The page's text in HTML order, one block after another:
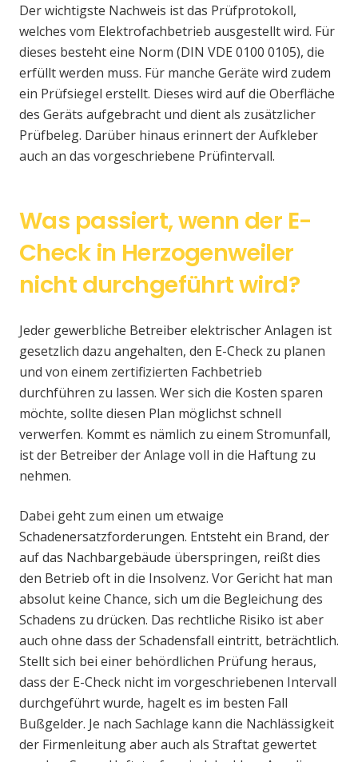
Der wichtigste Nachweis ist das Prüfprotokoll,
welches vom Elektrofachbetrieb ausgestellt wird. Für
dieses besteht eine Norm (DIN VDE 0100 0105), die
erfüllt werden muss. Für manche Geräte wird zudem
ein Prüfsiegel erstellt. Dieses wird auf die Oberfläche
des Geräts aufgebracht und dient als zusätzlicher
Prüfbeleg. Darüber hinaus erinnert der Aufkleber
auch an das vorgeschriebene Prüfintervall.
Was passiert, wenn der E-
Check in Herzogenweiler
nicht durchgeführt wird?
Jeder gewerbliche Betreiber elektrischer Anlagen ist
gesetzlich dazu angehalten, den E-Check zu planen
und von einem zertifizierten Fachbetrieb
durchführen zu lassen. Wer sich die Kosten sparen
möchte, sollte diesen Plan möglichst schnell
verwerfen. Kommt es nämlich zu einem Stromunfall,
ist der Betreiber der Anlage voll in die Haftung zu
nehmen.
Dabei geht zum einen um etwaige
Schadenersatzforderungen. Entsteht ein Brand, der
auf das Nachbargebäude überspringen, reißt dies
den Betrieb oft in die Insolvenz. Vor Gericht hat man
absolut keine Chance, sich um die Begleichung des
Schadens zu drücken. Das rechtliche Risiko ist aber
auch ohne dass der Schadensfall eintritt, beträchtlich.
Stellt sich bei einer behördlichen Prüfung heraus,
dass der E-Check nicht im vorgeschriebenen Intervall
durchgeführt wurde, hagelt es im besten Fall
Bußgelder. Je nach Sachlage kann die Nachlässigkeit
der Firmenleitung aber auch als Straftat gewertet